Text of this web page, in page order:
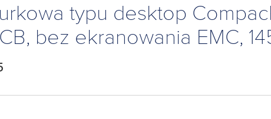
typu desktop
bez ekranowania EMC,